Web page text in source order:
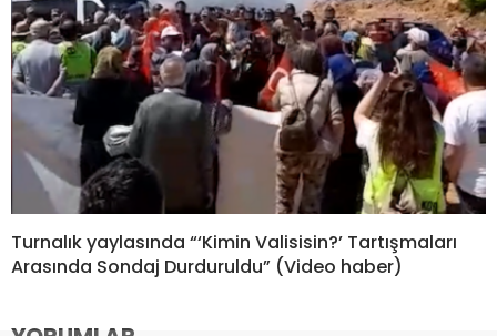
Turnalık yaylasında “‘Kimin Valisisin?’ Tartışmaları
Arasında Sondaj Durduruldu” (Video haber)